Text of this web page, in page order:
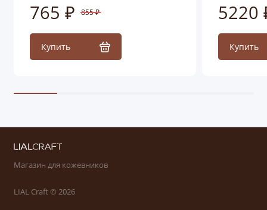
765 ₽ 855 ₽
Купить
5220
Купить
Магазин для кожевников
LIAL Craft © 2026